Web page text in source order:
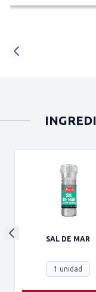
SAL DE MAR
1 unidad